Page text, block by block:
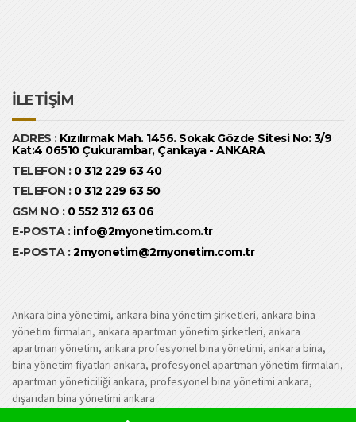
İLETİŞİM
ADRES : Kızılırmak Mah. 1456. Sokak Gözde Sitesi No: 3/9
Kat:4 06510 Çukurambar, Çankaya - ANKARA
TELEFON :0 312 229 63 40
TELEFON : 0 312 229 63 50
GSM NO : 0 552 312 63 06
E-POSTA : info@2myonetim.com.tr
E-POSTA :2myonetim@2myonetim.com.tr
Ankara bina yönetimi, ankara bina yönetim şirketleri, ankara bina
yönetim firmaları, ankara apartman yönetim şirketleri, ankara
apartman yönetim, ankara profesyonel bina yönetimi, ankara bina,
bina yönetim fiyatları ankara, profesyonel apartman yönetim firmaları,
apartman yöneticiliği ankara, profesyonel bina yönetimi ankara,
dışarıdan bina yönetimi ankara